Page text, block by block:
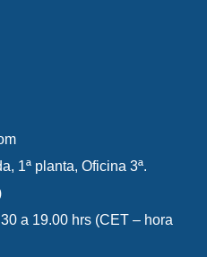
siglo XVII « la gran
de paso, de espera
por los
por Mansart en
75m, un ancho de
12m, está iluminada
y numerosos
la visita con los
Reina, donde la
1ª planta, Oficina 3ª.
a 19.00 hrs (CET – hora